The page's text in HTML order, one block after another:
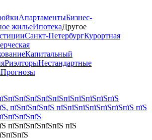
АпартаментыБизнес-
жильеИпотекаДругое
Санкт-ПетербургКурортная
Капитальный
РиэлторыНестандартные
Прогнозы
пїЅпїЅпїЅпїЅ пїЅпїЅпїЅпїЅпїЅпїЅпїЅ пїЅ
пїЅпїЅпїЅпїЅпїЅ пїЅ